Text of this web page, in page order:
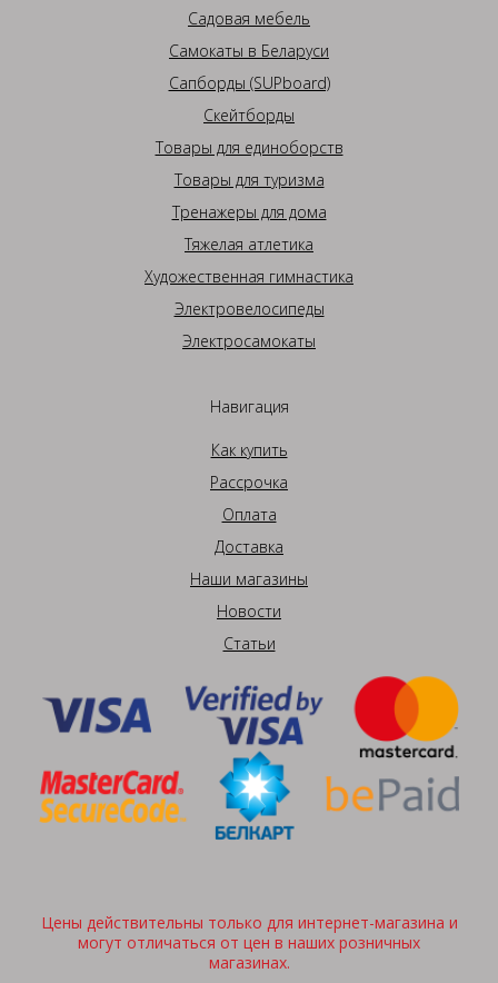
Садовая мебель
Самокаты в Беларуси
Сапборды (SUPboard)
Скейтборды
Товары для единоборств
Товары для туризма
Тренажеры для дома
Тяжелая атлетика
Художественная гимнастика
Электровелосипеды
Электросамокаты
Навигация
Как купить
Рассрочка
Оплата
Доставка
Наши магазины
Новости
Статьи
Цены действительны только для интернет-магазина и
могут отличаться от цен в наших розничных
магазинах.